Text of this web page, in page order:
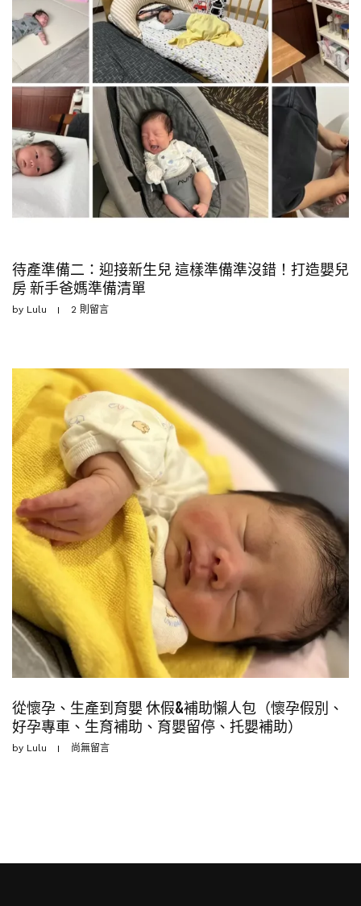
待產準備二：迎接新生兒 這樣準備準沒錯！打造嬰兒
房 新手爸媽準備清單
by Lulu 2 則留言
從懷孕、生產到育嬰 休假&補助懶人包（懷孕假別、
好孕專車、生育補助、育嬰留停、托嬰補助）
by Lulu 尚無留言